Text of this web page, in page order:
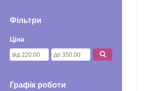
Фільтри
Ціна
Графік роботи